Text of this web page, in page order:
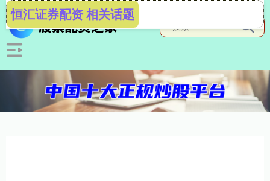
恒汇证券配资 相关话题